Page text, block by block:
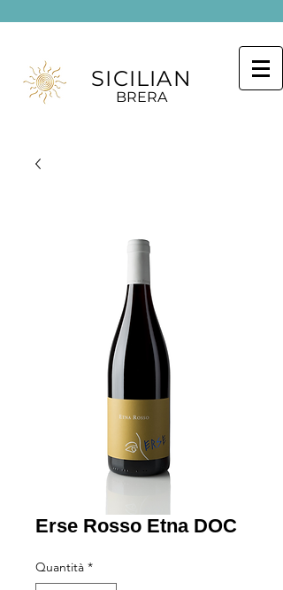
SICILIAN
BRERA
Erse Rosso Etna DOC
Quantità *